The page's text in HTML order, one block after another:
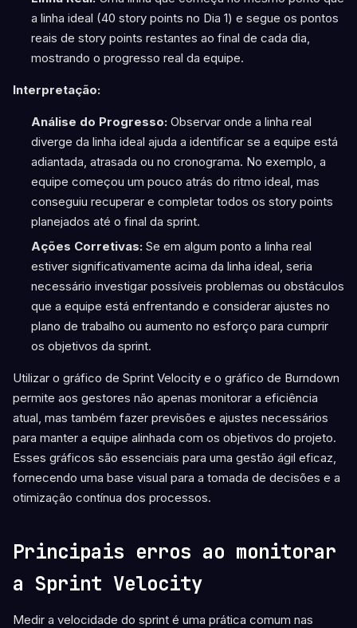
a linha ideal (40 story points no Dia 1) e segue os pontos
reais de story points restantes ao final de cada dia,
mostrando o progresso real da equipe.
Interpretação:
Análise do Progresso:Observar onde a linha real
diverge da linha ideal ajuda a identificar se a equipe está
adiantada, atrasada ou no cronograma. No exemplo, a
equipe começou um pouco atrás do ritmo ideal, mas
conseguiu recuperar e completar todos os story points
planejados até o final da sprint.
Ações Corretivas:Se em algum ponto a linha real
estiver significativamente acima da linha ideal, seria
necessário investigar possíveis problemas ou obstáculos
que a equipe está enfrentando e considerar ajustes no
plano de trabalho ou aumento no esforço para cumprir
os objetivos da sprint.
Utilizar o gráfico de Sprint Velocity e o gráfico de Burndown
permite aos gestores não apenas monitorar a eficiência
atual, mas também fazer previsões e ajustes necessários
para manter a equipe alinhada com os objetivos do projeto.
Esses gráficos são essenciais para uma gestão ágil eficaz,
fornecendo uma base visual para a tomada de decisões e a
otimização contínua dos processos.
Principais erros ao monitorar
a Sprint Velocity
Medir a velocidade do sprint é uma prática comum nas